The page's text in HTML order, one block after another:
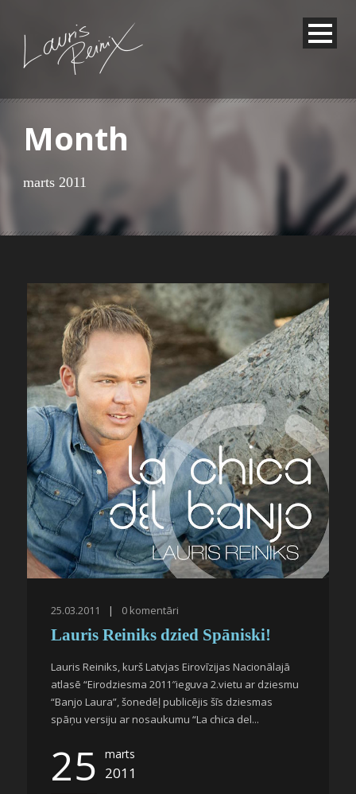
Month
marts 2011
25.03.2011 | 0 komentāri
Lauris Reiniks dzied Spāniski!
Lauris Reiniks, kurš Latvjas Eirovīzijas Nacionālajā
atlasē “Eirodziesma 2011″ieguva 2.vietu ar dziesmu
“Banjo Laura”, šonedēļ publicējis šīs dziesmas
spāņu versiju ar nosaukumu “La chica del...
25 marts
2011